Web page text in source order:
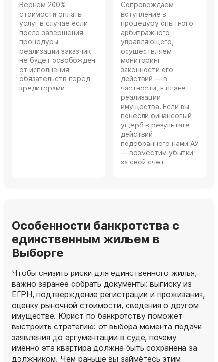
Вернем 200%
стоимости оплаты
услуг в случае если
после завершения
процедуры
реализации заказчик
не будет освобожден
от исполнения
обязательств перед
кредиторами
Сопровождаем
вступление в
процедуру опытного
арбитражного
управляющего,
осуществляем
мониторинг
законности его
действий — в
частности, в плане
реализации
имущества. Если вы
понесли финансовый
ущерб в результате
действий
подобранного нами АУ
— возместим убытки
за свой счет
Особенности банкротства с
единственным жильем в
Выборге
Чтобы снизить риски для единственного жилья,
важно заранее собрать документы: выписку из
ЕГРН, подтверждение регистрации и проживания,
оценку рыночной стоимости, сведения о другом
имуществе. Юрист по банкротству поможет
выстроить стратегию: от выбора момента подачи
заявления до аргументации в суде, почему
именно эта квартира должна быть сохранена за
должником. Чем раньше вы займётесь этим